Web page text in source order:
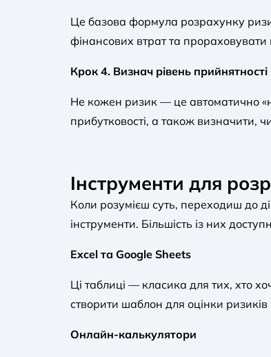
Це базова формула розрахунку
фінансових втрат та прораховувати
Крок 4. Визнач рівень прийнятності
Не кожен ризик — це автоматично
прибутковості, а також визначити,
Інструменти для
Коли розумієш суть, переходиш до
інструменти. Більшість із них
Excel та Google Sheets
Ці таблиці — класика для тих, хто
створити шаблон для оцінки ризиків
Онлайн-калькулятори